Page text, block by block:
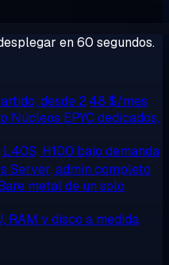
en 60 segundos.
desde 2,48 $/mes
Núcleos EPYC dedicados,
L40S, H100 bajo demanda
Server, admin completo
metal de un solo
RAM y disco a medida